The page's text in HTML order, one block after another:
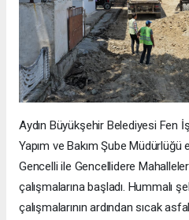
Aydın Büyükşehir Belediyesi Fen
Yapım ve Bakım Şube
Gencelli ile Gencellidere
çalışmalarına başladı. Hummalı
çalışmalarının ardından sıcak